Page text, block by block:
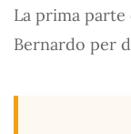
La prima
Bernardo per